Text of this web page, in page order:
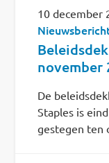
Contact
Read this in:
nieuwsbrief
2026
2025
2023
10 december
november
De
Staples is
gestegen ten